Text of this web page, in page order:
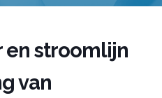
en stroomlijn
van